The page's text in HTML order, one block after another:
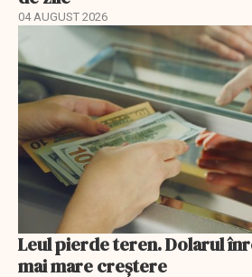
04 AUGUST 2026
Leul pierde teren. Dolarul
mai mare creștere